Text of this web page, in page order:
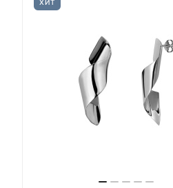
ХИТ